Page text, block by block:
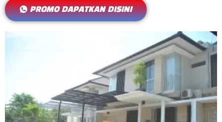
PROMO DAPATKAN DISINI